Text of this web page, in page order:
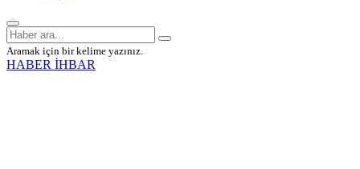
Aramak için bir kelime yazınız.
HABER İHBAR